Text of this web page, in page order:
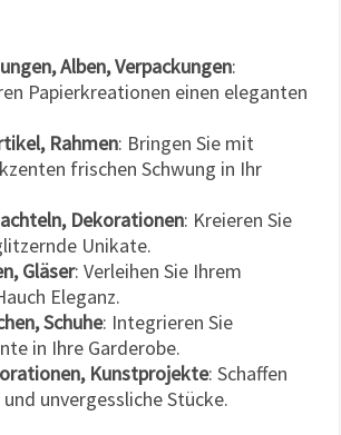
Alben, Verpackungen:
Papierkreationen einen eleganten
Rahmen: Bringen Sie mit
frischen Schwung in Ihr
Dekorationen: Kreieren Sie
Unikate.
Gläser: Verleihen Sie Ihrem
Eleganz.
Schuhe: Integrieren Sie
in Ihre Garderobe.
Kunstprojekte: Schaffen
unvergessliche Stücke.